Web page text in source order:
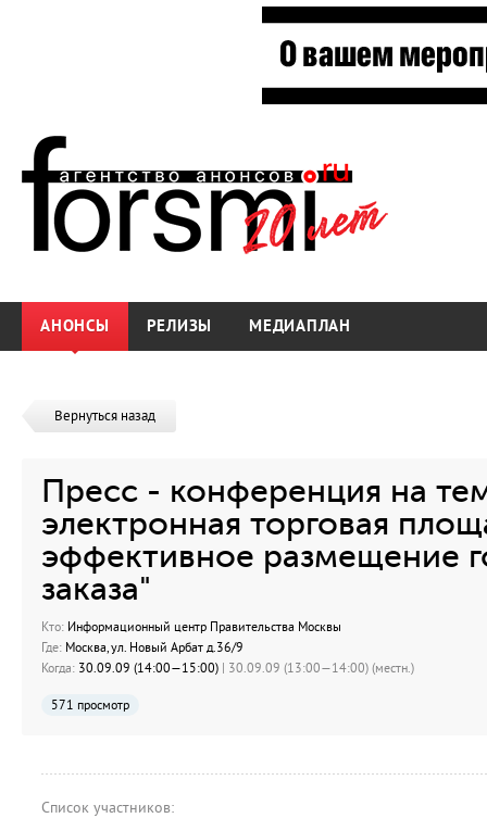
АНОНСЫ РЕЛИЗЫ МЕДИАПЛАН
Вернуться назад
Пресс - конференция на
электронная торговая
эффективное размещение
заказа"
Кто: Информационный центр Правительства Москвы
Где: Москва, ул. Новый Арбат д.36/9
Когда: 30.09.09 (14:00—15:00) | 30.09.09 (13:00—14:00) (местн.)
571 просмотр
Список участников: